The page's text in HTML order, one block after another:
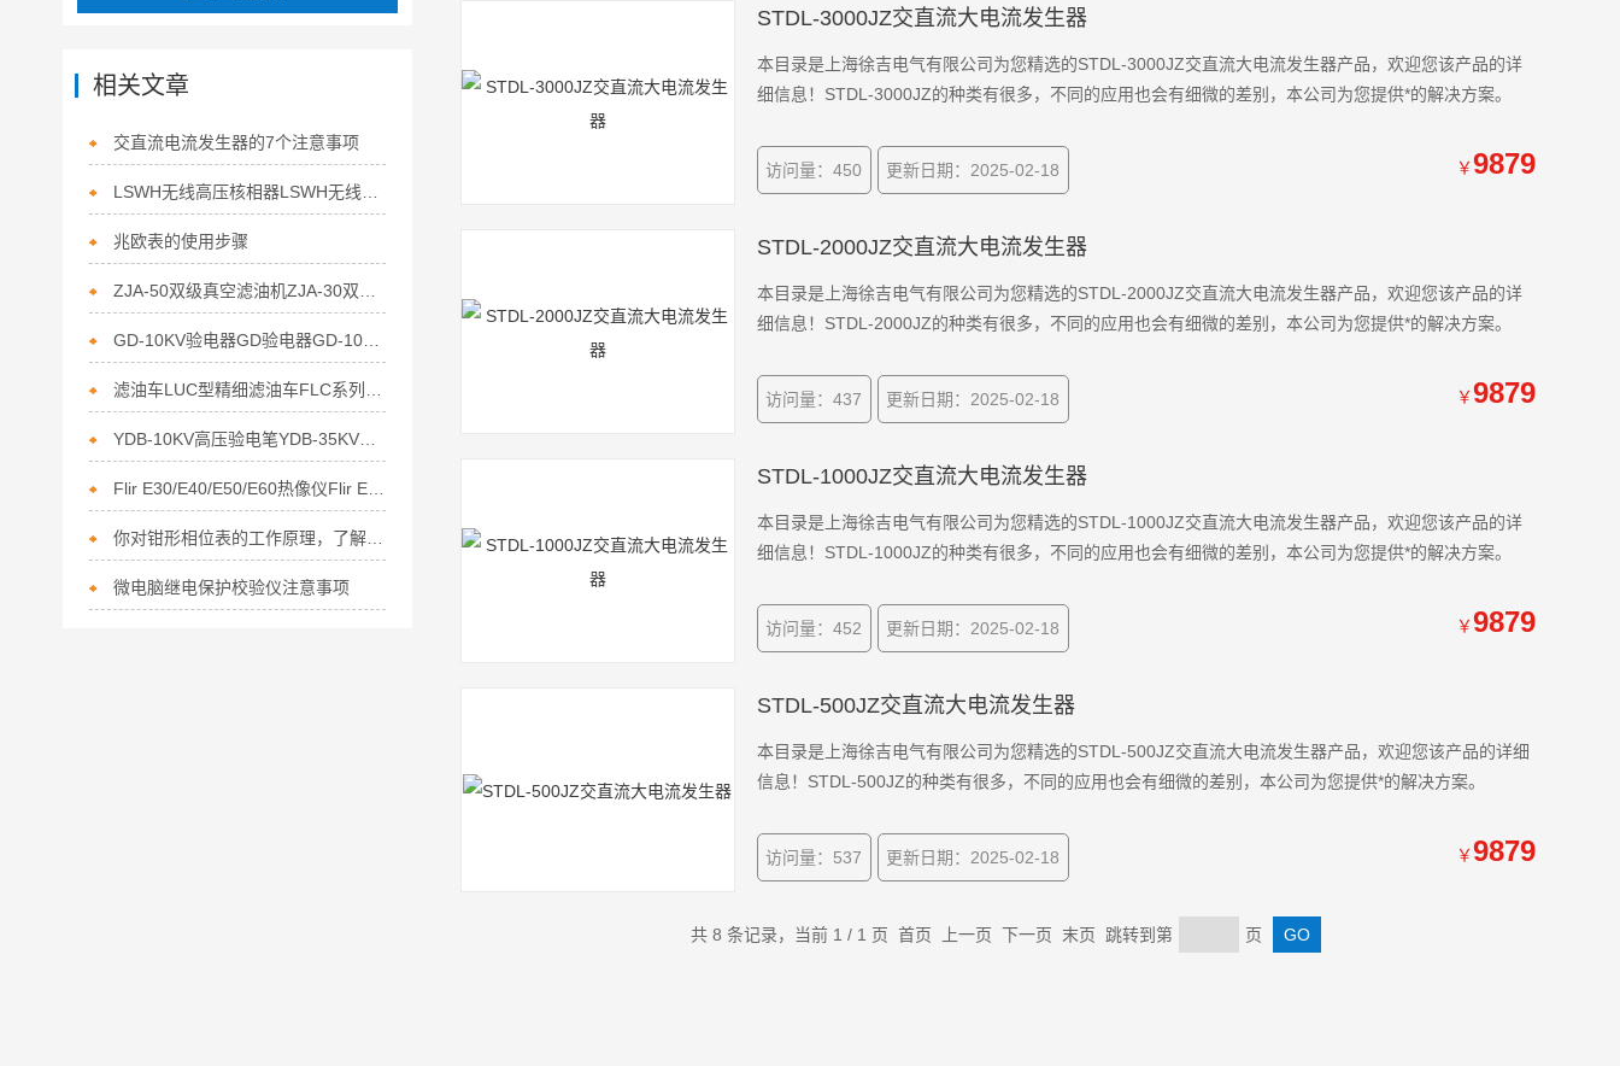
相关文章
交直流电流发生器的7个注意事项
兆欧表的使用步骤
GD-10KV验电器GD验电器GD-10kv高压验电器
YDB-10KV高压验电笔YDB-35KV高压验电笔
Flir E30/E40/E50/E60热像仪Flir E30/E40/E50/E60热像仪
你对钳形相位表的工作原理，了解有多深？
微电脑继电保护校验仪注意事项
STDL-3000JZ交直流大电流发生器
本目录是上海徐吉电气有限公司为您精选的STDL-3000JZ交直流大电流发生器产品，欢迎您该产品的详
细信息！STDL-3000JZ的种类有很多，不同的应用也会有细微的差别，本公司为您提供*的解决方案。
访问量：450 更新日期：2025-02-18 ￥9879
STDL-2000JZ交直流大电流发生器
本目录是上海徐吉电气有限公司为您精选的STDL-2000JZ交直流大电流发生器产品，欢迎您该产品的详
细信息！STDL-2000JZ的种类有很多，不同的应用也会有细微的差别，本公司为您提供*的解决方案。
访问量：437 更新日期：2025-02-18 ￥9879
STDL-1000JZ交直流大电流发生器
本目录是上海徐吉电气有限公司为您精选的STDL-1000JZ交直流大电流发生器产品，欢迎您该产品的详
细信息！STDL-1000JZ的种类有很多，不同的应用也会有细微的差别，本公司为您提供*的解决方案。
访问量：452 更新日期：2025-02-18 ￥9879
STDL-500JZ交直流大电流发生器
本目录是上海徐吉电气有限公司为您精选的STDL-500JZ交直流大电流发生器产品，欢迎您该产品的详细
信息！STDL-500JZ的种类有很多，不同的应用也会有细微的差别，本公司为您提供*的解决方案。
访问量：537 更新日期：2025-02-18 ￥9879
共 8 条记录，当前 1 / 1 页 首页 上一页 下一页 末页 跳转到第 页